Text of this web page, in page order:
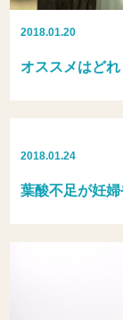
2018.01.20
オススメはど
2018.01.24
葉酸不足が妊